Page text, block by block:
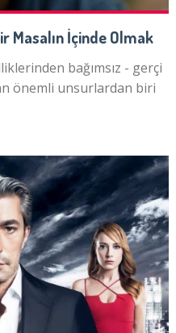
Masalın İçinde Olmak
bağımsız - gerçi
önemli unsurlardan biri